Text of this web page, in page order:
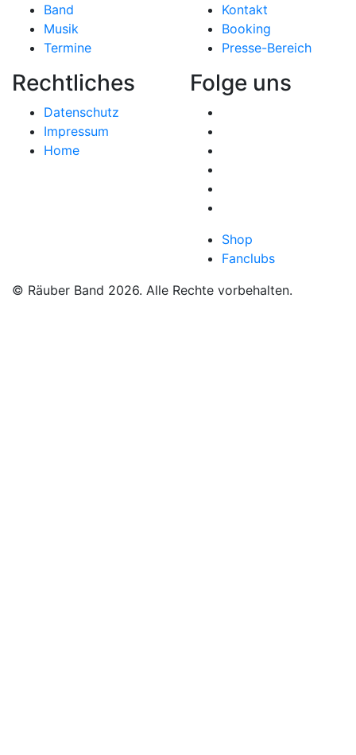
Band
Musik
Termine
Kontakt
Booking
Presse-Bereich
Rechtliches
Datenschutz
Impressum
Home
Folge uns
Shop
Fanclubs
© Räuber Band 2026. Alle Rechte vorbehalten.